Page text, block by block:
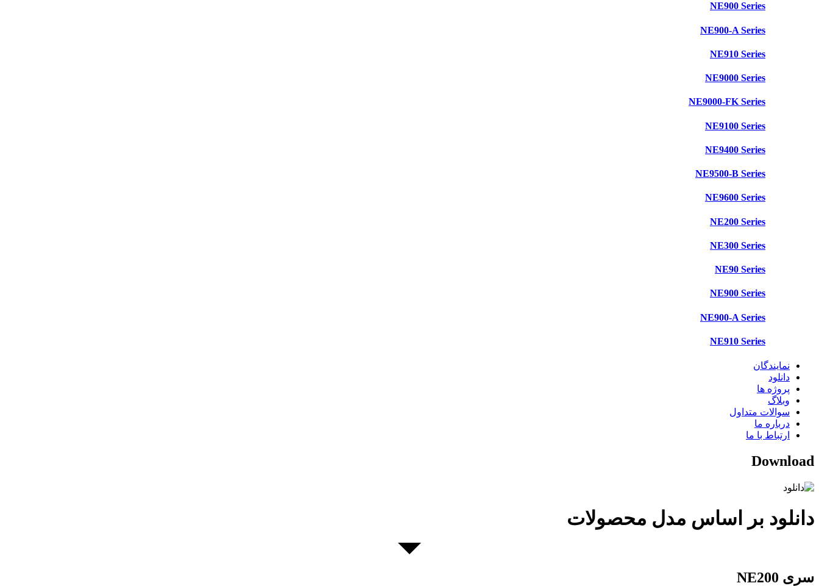
NE900 Series
NE900-A Series
NE910 Series
NE9000 Series
NE9000-FK Series
NE9100 Series
NE9400 Series
NE9500-B Series
NE9600 Series
NE200 Series
NE300 Series
NE90 Series
NE900 Series
NE900-A Series
NE910 Series
نمایندگان
دانلود
پروژه ها
وبلاگ
سوالات متداول
درباره ما
ارتباط با ما
Download
دانلود بر اساس مدل محصولات
سری NE200